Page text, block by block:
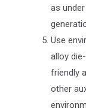
as
Use
alloy
friendly
other